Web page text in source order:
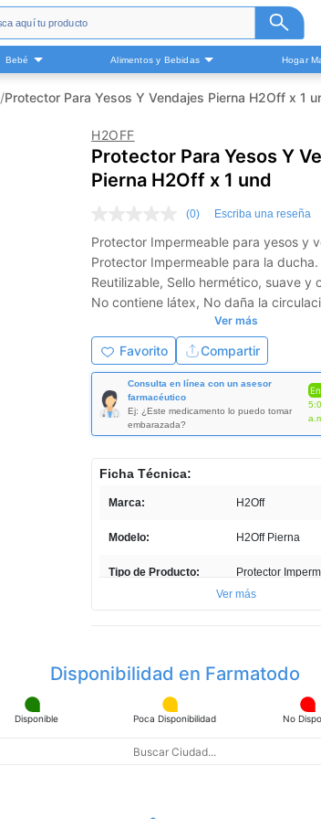
Bebé Alimentos y Bebidas Hogar
Protector Para Yesos Y Vendajes Pierna H2Off x 1
H2OFF
Protector Para Yesos Y
Pierna H2Off x 1 und
puntuación
Enlace
en
la
misma
página.
(0) Escriba una reseña
Protector Impermeable para yesos y
Protector Impermeable para la ducha.
Reutilizable, Sello hermético, suave y
No contiene látex, No daña la
Ver más
Favorito Compartir
Consulta en línea con un asesor
farmacéutico
Ej: ¿Este medicamento lo puedo tomar
embarazada?
Ficha Técnica:
Marca: H2Off
Modelo: H2Off Pierna
Tipo de Producto: Protector
País de Producción: China
Registro Sanitario:
Presentación del
Ver más
Disponibilidad en Farmatodo
Disponible Poca Disponibilidad No